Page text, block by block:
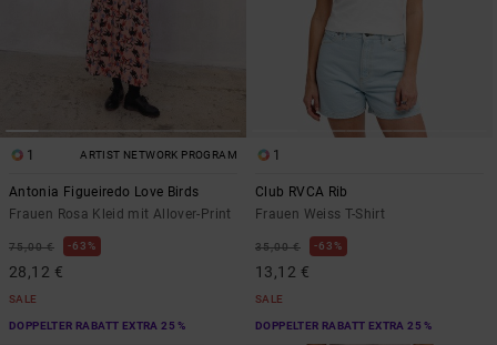
1 ARTIST NETWORK PROGRAM
Antonia Figueiredo Love Birds
Frauen Rosa Kleid mit Allover-Print
75,00 € 63%
28,12 €
SALE
DOPPELTER RABATT EXTRA 25 %
1
Club RVCA Rib
Frauen Weiss T-Shirt
35,00 € 63%
13,12 €
SALE
DOPPELTER RABATT EXTRA 25 %